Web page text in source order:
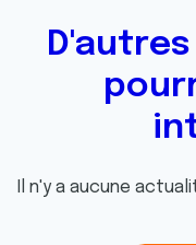
Il n'y a aucune